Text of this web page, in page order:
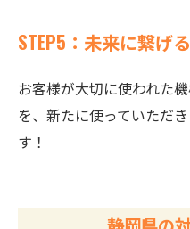
STEP5：未来に繋げる
お客様が大切に使われた
を、新たに使っていただ
す！